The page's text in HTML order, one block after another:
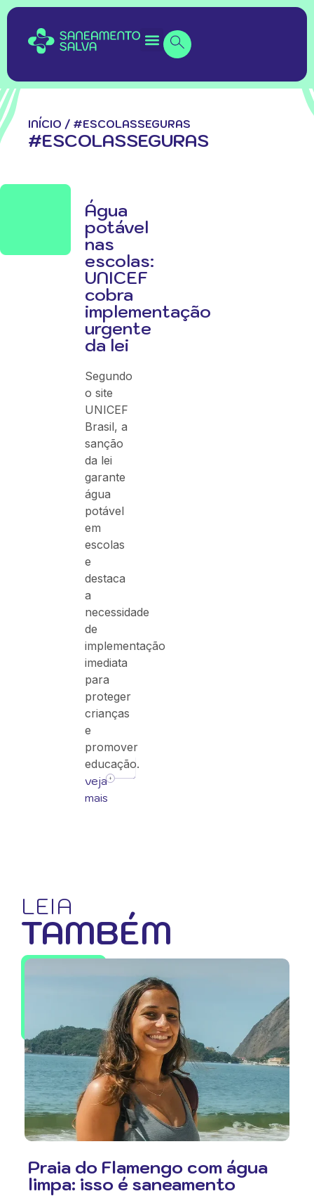
INÍCIO / #ESCOLASSEGURAS
#ESCOLASSEGURAS
Água
potável
nas
escolas:
UNICEF
cobra
implementação
urgente
da lei
Segundo
o site
UNICEF
Brasil, a
sanção
da lei
garante
água
potável
em
escolas
e
destaca
a
necessidade
de
implementação
imediata
para
proteger
crianças
e
promover
educação.
veja
mais
LEIA
TAMBÉM
Praia do Flamengo com água
limpa: isso é saneamento